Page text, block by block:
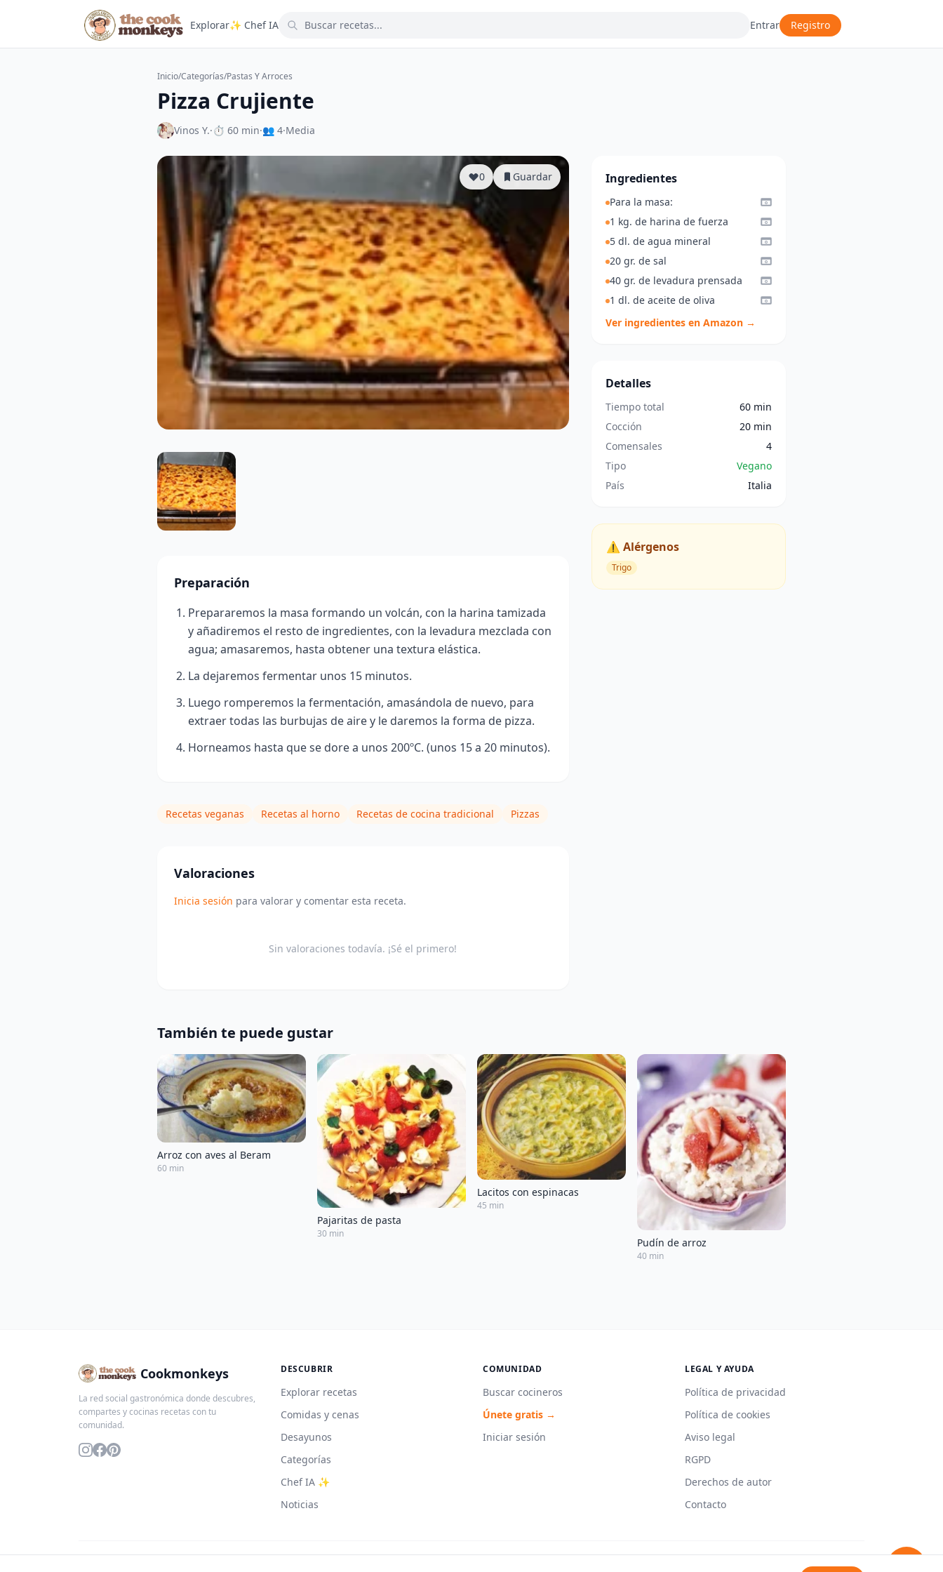
Explorar✨ Chef IA Entrar Registro
Inicio/Categorías/Pastas Y Arroces
Pizza Crujiente
Vinos Y.·⏱ 60 min·👥 4·Media
0 Guardar
Preparación
Prepararemos la masa formando un volcán, con la harina tamizada
y añadiremos el resto de ingredientes, con la levadura mezclada con
agua; amasaremos, hasta obtener una textura elástica.
La dejaremos fermentar unos 15 minutos.
Luego romperemos la fermentación, amasándola de nuevo, para
extraer todas las burbujas de aire y le daremos la forma de pizza.
Horneamos hasta que se dore a unos 200ºC. (unos 15 a 20 minutos).
Recetas veganas Recetas al horno Recetas de cocina tradicional Pizzas
Valoraciones
Inicia sesión para valorar y comentar esta receta.
Sin valoraciones todavía. ¡Sé el primero!
Ingredientes
Para la masa:
1 kg. de harina de fuerza
5 dl. de agua mineral
20 gr. de sal
40 gr. de levadura prensada
1 dl. de aceite de oliva
Ver ingredientes en Amazon →
Detalles
Tiempo total
60 min
Cocción
20 min
Comensales
4
Tipo
Vegano
País
Italia
⚠️ Alérgenos
Trigo
También te puede gustar
Arroz con aves al Beram
60 min
Pajaritas de pasta
30 min
Lacitos con espinacas
45 min
Pudín de arroz
40 min
Cookmonkeys
La red social gastronómica donde descubres,
compartes y cocinas recetas con tu
comunidad.
DESCUBRIR
Explorar recetas
Comidas y cenas
Desayunos
Categorías
Chef IA ✨
Noticias
COMUNIDAD
Buscar cocineros
Únete gratis →
Iniciar sesión
LEGAL Y AYUDA
Política de privacidad
Política de cookies
Aviso legal
RGPD
Derechos de autor
Contacto